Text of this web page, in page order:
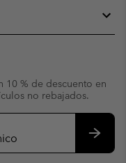
10 % de descuento en
no rebajados.